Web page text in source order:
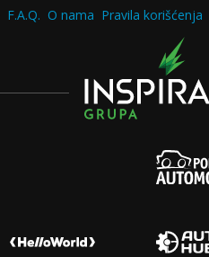
F.A.Q. O nama Pravila korišćenja